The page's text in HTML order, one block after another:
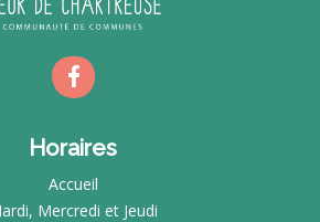
Horaires
Accueil
Mercredi et Jeudi